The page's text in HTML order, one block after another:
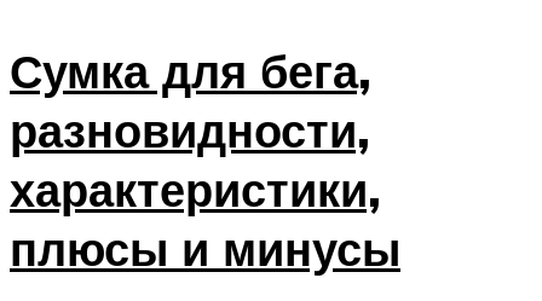
Сумка для бега,
разновидности,
характеристики,
плюсы и минусы